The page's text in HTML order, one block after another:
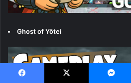
Ghost of Yōtei